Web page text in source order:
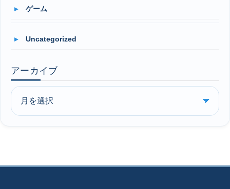
ゲーム
Uncategorized
アーカイブ